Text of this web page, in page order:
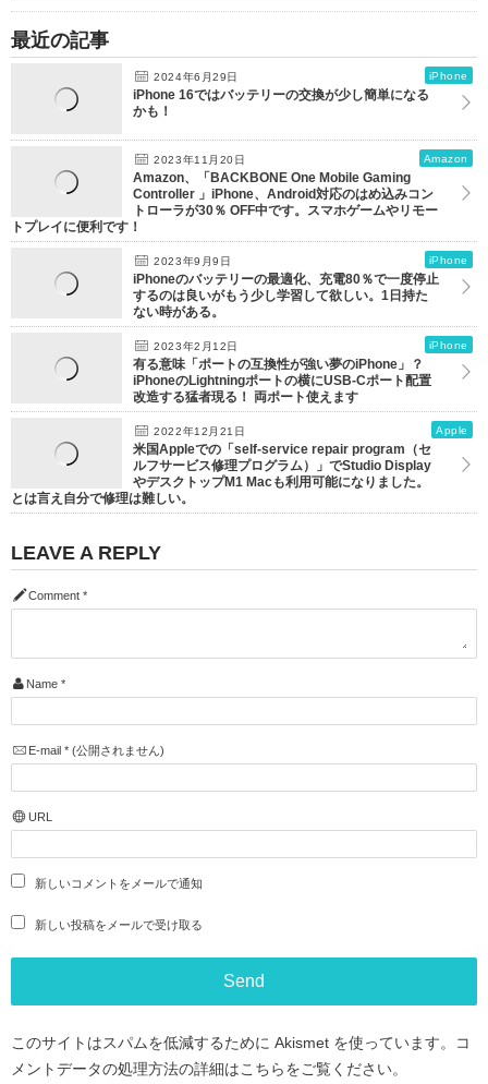
最近の記事
2024年6月29日 iPhone
iPhone 16ではバッテリーの交換が少し簡単になる
かも！
2023年11月20日 Amazon
Amazon、「BACKBONE One Mobile Gaming
Controller 」iPhone、Android対応のはめ込みコン
トローラが30％ OFF中です。スマホゲームやリモー
トプレイに便利です！
2023年9月9日 iPhone
iPhoneのバッテリーの最適化、充電80％で一度停止
するのは良いがもう少し学習して欲しい。1日持た
ない時がある。
2023年2月12日 iPhone
有る意味「ポートの互換性が強い夢のiPhone」？
iPhoneのLightningポートの横にUSB-Cポート配置
改造する猛者現る！ 両ポート使えます
2022年12月21日 Apple
米国Appleでの「self-service repair program（セ
ルフサービス修理プログラム）」でStudio Display
やデスクトップM1 Macも利用可能になりました。
とは言え自分で修理は難しい。
LEAVE A REPLY
Comment *
Name *
E-mail *(公開されません)
URL
新しいコメントをメールで通知
新しい投稿をメールで受け取る
このサイトはスパムを低減するために Akismet を使っています。
コ
メントデータの処理方法の詳細はこちらをご覧ください。